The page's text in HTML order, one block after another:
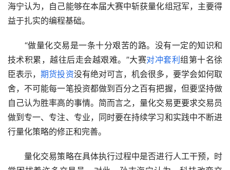
海宁认为，自己能够在本届大赛中斩获量化组冠军，主要得
益于扎实的编程基础。
“做量化交易是一条十分艰苦的路。没有一定的知识和
技术积累，越往后走会越艰难。”大赛对冲套利组第十名徐
臣表示，期货投资没有绝对可言，机会很多，要学会如何取
舍，不可能每一笔投资都做到百分之百有把握，但要坚持做
自己认为胜率高的事情。简而言之，量化交易更要求交易员
做到专一、专注、专业，同时要在持续学习和实践中不断进
行量化策略的修正和完善。
量化交易策略在具体执行过程中是否进行人工干预，时